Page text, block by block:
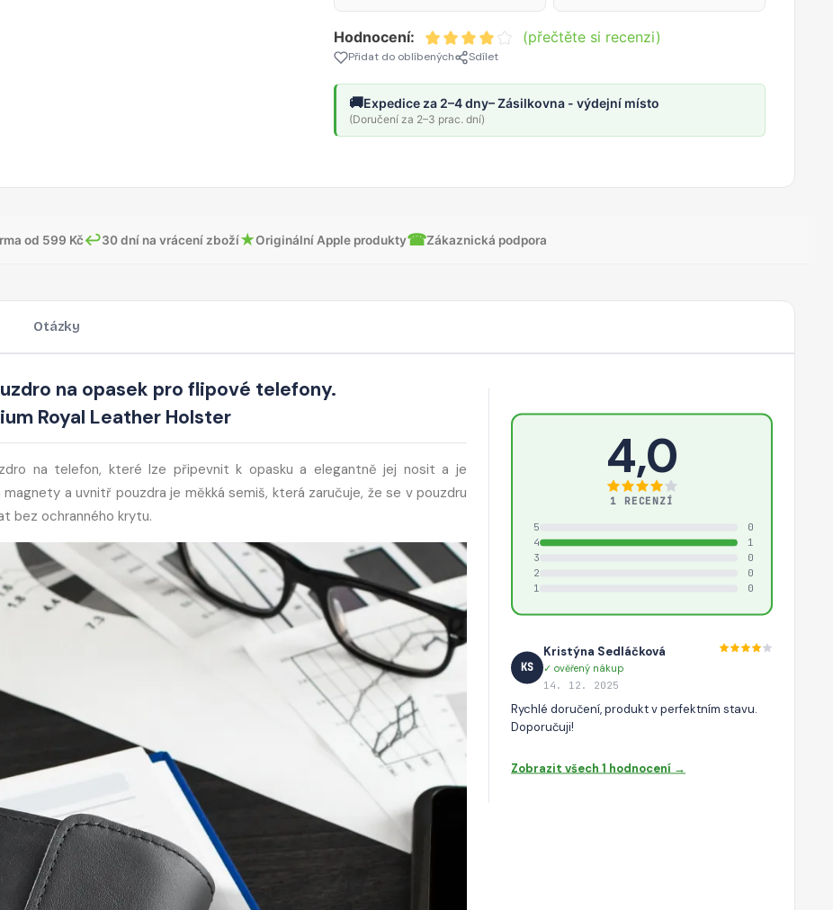
Hodnocení: (přečtěte si recenzi)
Přidat do oblíbených Sdílet
🚚Expedice za 2–4 dny– Zásilkovna - výdejní místo
(Doručení za 2–3 prac. dní)
od 599 Kč↩30 dní na vrácení zboží★Originální Apple produkty☎Zákaznická podpora
Otázky
na opasek pro flipové telefony.
Royal Leather Holster
na telefon, které lze připevnit k opasku a elegantně jej nosit a je
a uvnitř pouzdra je měkká semiš, která zaručuje, že se v pouzdru
bez ochranného krytu.
4,0
1 RECENZÍ
5
0
4
1
3
0
2
0
1
0
KS
Kristýna Sedláčková
✓ ověřený nákup
14. 12. 2025
Rychlé doručení, produkt v perfektním stavu.
Doporučuji!
Zobrazit všech 1 hodnocení →